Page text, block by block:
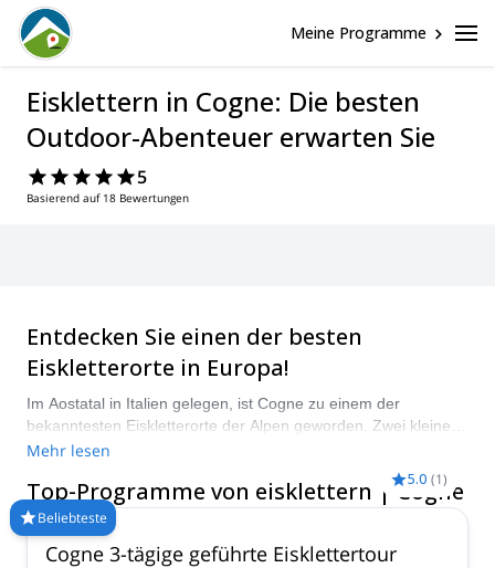
Meine Programme
Eisklettern in Cogne: Die besten
Outdoor-Abenteuer erwarten Sie
5
Basierend auf 18 Bewertungen
Entdecken Sie einen der besten
Eiskletterorte in Europa!
Im Aostatal in Italien gelegen, ist Cogne zu einem der
bekanntesten Eiskletterorte der Alpen geworden. Zwei kleine
Täler – Valnontey und Lillaz – bilden dieses weiße Paradies mit
mehr als 150 gefrorenen Wasserfällen. Es gibt Eiskletterrouten
für alle Schwierigkeitsgrade, von Anfänger bis
Fortgeschrittene. Wählen Sie eine unserer untenstehenden
Reisen aus und entdecken Sie dieses unglaubliche Gebiet!
Explore-Share fördert nur Bergtouren, die von zertifizierten
Mehr lesen
Top-Programme von eisklettern | Cogne
Beliebteste
5.0 (1)
Cogne 3-tägige geführte Eisklettertour